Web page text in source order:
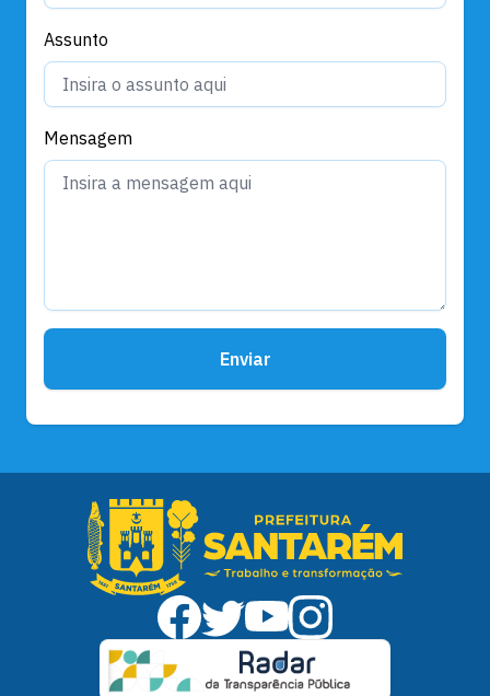
Assunto
Mensagem
Enviar